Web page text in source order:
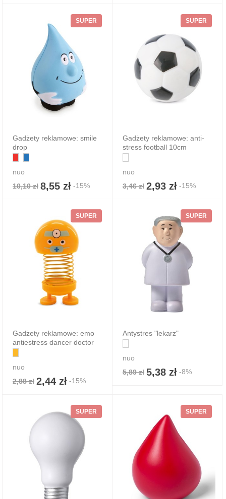
SUPER
Gadżety reklamowe: smile
drop
nuo
10,10 zł 8,55 zł -15%
SUPER
Gadżety reklamowe: anti-
stress football 10cm
nuo
3,46 zł 2,93 zł -15%
SUPER
Gadżety reklamowe: emo
antiestress dancer doctor
nuo
2,88 zł 2,44 zł -15%
SUPER
Antystres "lekarz"
nuo
5,89 zł 5,38 zł -8%
SUPER SUPER